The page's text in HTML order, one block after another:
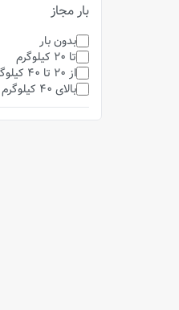
بار مجاز
بدون بار
تا 20 کیلوگرم
از 20 تا 40 کیلوگرم
بالای 40 کیلوگرم